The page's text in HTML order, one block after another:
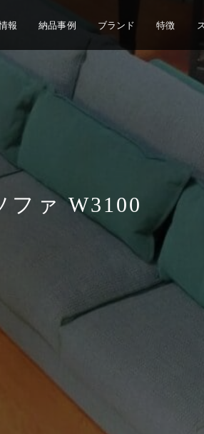
報 納品事例 ブランド 特徴
ファ W3100